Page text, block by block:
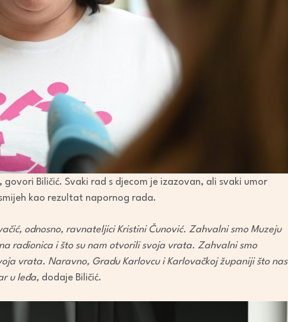
Biličić. Svaki rad s djecom je izazovan, ali svaki umor
kao rezultat napornog rada.
odnosno, ravnateljici Kristini Čunović. Zahvalni smo Muzeju
radionica i što su nam otvorili svoja vrata. Zahvalni smo
vrata. Naravno, Gradu Karlovcu i Karlovačkoj županiji što nas
u leđa, dodaje Biličić.